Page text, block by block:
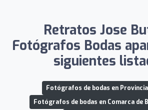
Retratos Jose
Fotógrafos Bodas
siguientes
Fotógrafos de bodas en Provincia
Fotógrafos de bodas en Comarca de